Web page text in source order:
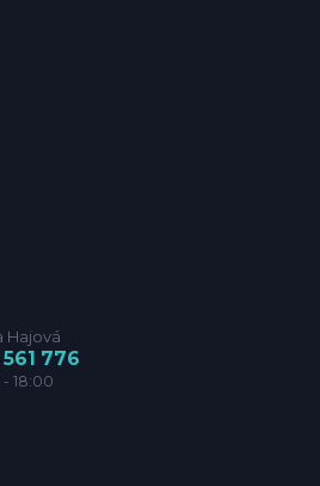
Hajová
776
- 18:00